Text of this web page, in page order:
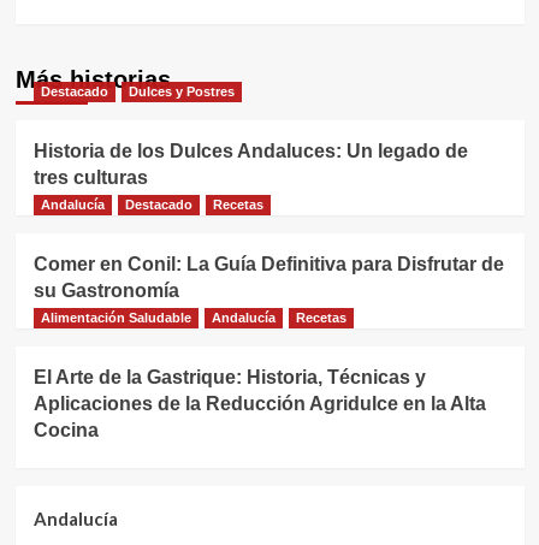
Más historias
Destacado Dulces y Postres
Historia de los Dulces Andaluces: Un legado de
tres culturas
Andalucía Destacado Recetas
Comer en Conil: La Guía Definitiva para Disfrutar de
su Gastronomía
Alimentación Saludable Andalucía Recetas
El Arte de la Gastrique: Historia, Técnicas y
Aplicaciones de la Reducción Agridulce en la Alta
Cocina
Andalucía